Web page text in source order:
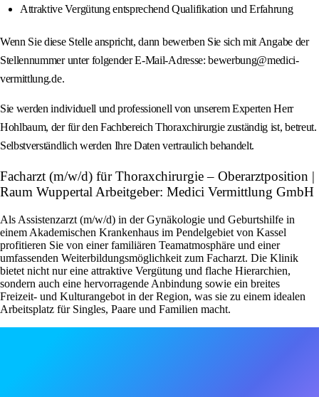
Attraktive Vergütung entsprechend Qualifikation und Erfahrung
Wenn Sie diese Stelle anspricht, dann bewerben Sie sich mit Angabe der
Stellennummer unter folgender E-Mail-Adresse: bewerbung@medici-
vermittlung.de.
Sie werden individuell und professionell von unserem Experten Herr
Hohlbaum, der für den Fachbereich Thoraxchirurgie zuständig ist, betreut.
Selbstverständlich werden Ihre Daten vertraulich behandelt.
Facharzt (m/w/d) für Thoraxchirurgie – Oberarztposition |
Raum Wuppertal Arbeitgeber: Medici Vermittlung GmbH
Als Assistenzarzt (m/w/d) in der Gynäkologie und Geburtshilfe in
einem Akademischen Krankenhaus im Pendelgebiet von Kassel
profitieren Sie von einer familiären Teamatmosphäre und einer
umfassenden Weiterbildungsmöglichkeit zum Facharzt. Die Klinik
bietet nicht nur eine attraktive Vergütung und flache Hierarchien,
sondern auch eine hervorragende Anbindung sowie ein breites
Freizeit- und Kulturangebot in der Region, was sie zu einem idealen
Arbeitsplatz für Singles, Paare und Familien macht.